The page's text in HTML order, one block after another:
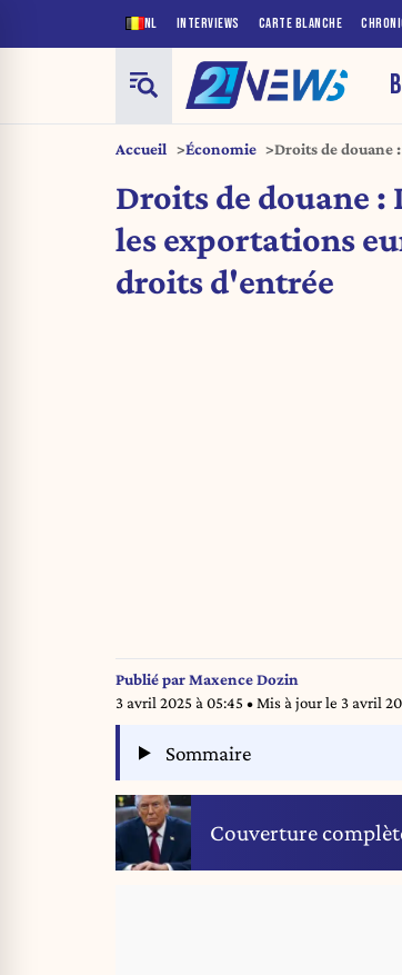
NL INTERVIEWS CARTE BLANCHE
Accueil Économie
Droits de douane
Droits de douane
les exportations
droits d'entrée
Publié parMaxence Dozin
3 avril 2025 à 05:45 • Mis à jour le 3 avril
Sommaire
Couverture